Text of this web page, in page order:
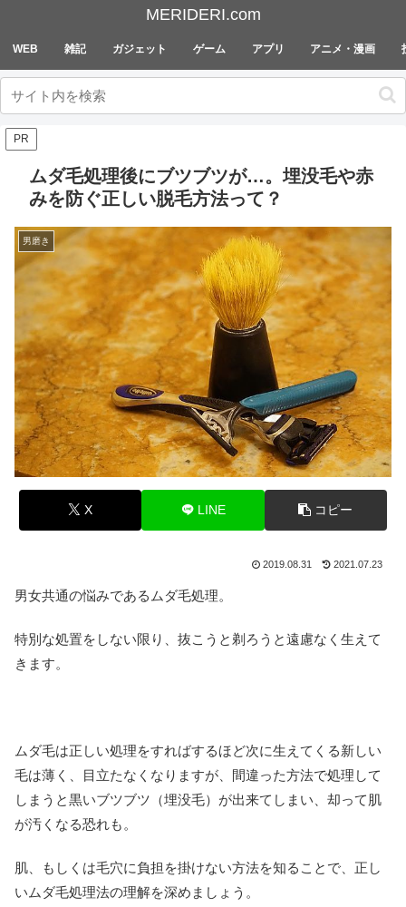
MERIDERI.com
WEB 雑記 ガジェット ゲーム アプリ アニメ・漫画
PR
ムダ毛処理後にブツブツが…。埋没毛や赤
みを防ぐ正しい脱毛方法って？
男磨き
X LINE コピー
2019.08.31 2021.07.23
男女共通の悩みであるムダ毛処理。
特別な処置をしない限り、抜こうと剃ろうと遠慮なく生えて
きます。
ムダ毛は正しい処理をすればするほど次に生えてくる新しい
毛は薄く、目立たなくなりますが、間違った方法で処理して
しまうと黒いブツブツ（埋没毛）が出来てしまい、却って肌
が汚くなる恐れも。
肌、もしくは毛穴に負担を掛けない方法を知ることで、正し
いムダ毛処理法の理解を深めましょう。